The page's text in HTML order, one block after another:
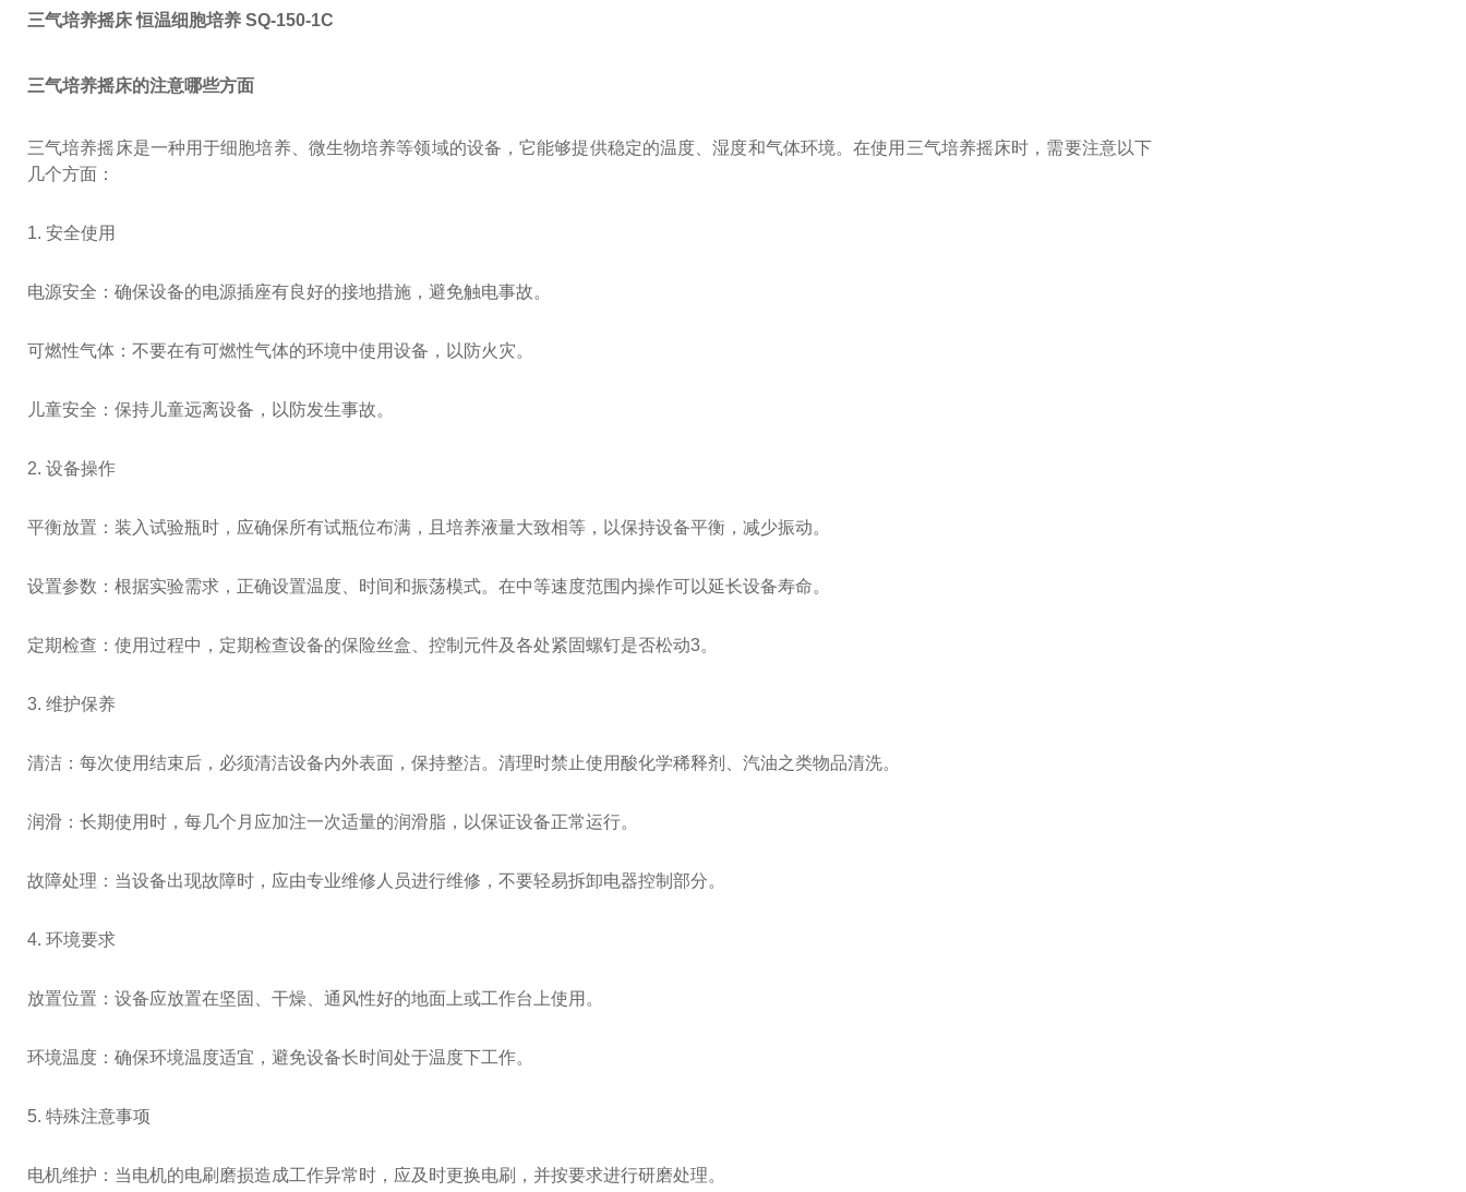
三气培养摇床 恒温细胞培养 SQ-150-1C
三气培养摇床的注意哪些方面
三气培养摇床是一种用于细胞培养、微生物培养等领域的设备，它能够提供稳定的温度、湿度和气体环境。在使用三气培养摇床时，需要注意以下
几个方面：
1. 安全使用
电源安全：确保设备的电源插座有良好的接地措施，避免触电事故。
可燃性气体：不要在有可燃性气体的环境中使用设备，以防火灾。
儿童安全：保持儿童远离设备，以防发生事故。
2. 设备操作
平衡放置：装入试验瓶时，应确保所有试瓶位布满，且培养液量大致相等，以保持设备平衡，减少振动。
设置参数：根据实验需求，正确设置温度、时间和振荡模式。在中等速度范围内操作可以延长设备寿命。
定期检查：使用过程中，定期检查设备的保险丝盒、控制元件及各处紧固螺钉是否松动3。
3. 维护保养
清洁：每次使用结束后，必须清洁设备内外表面，保持整洁。清理时禁止使用酸化学稀释剂、汽油之类物品清洗。
润滑：长期使用时，每几个月应加注一次适量的润滑脂，以保证设备正常运行。
故障处理：当设备出现故障时，应由专业维修人员进行维修，不要轻易拆卸电器控制部分。
4. 环境要求
放置位置：设备应放置在坚固、干燥、通风性好的地面上或工作台上使用。
环境温度：确保环境温度适宜，避免设备长时间处于温度下工作。
5. 特殊注意事项
电机维护：当电机的电刷磨损造成工作异常时，应及时更换电刷，并按要求进行研磨处理。